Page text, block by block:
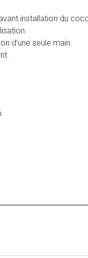
installation du
d’une seule main.